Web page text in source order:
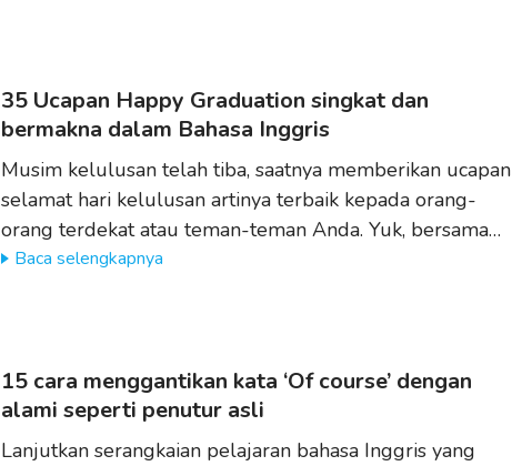
35 Ucapan Happy Graduation singkat dan
bermakna dalam Bahasa Inggris
Musim kelulusan telah tiba, saatnya memberikan ucapan
selamat hari kelulusan artinya terbaik kepada orang-
orang terdekat atau teman-teman Anda. Yuk, bersama…
Baca selengkapnya
15 cara menggantikan kata ‘Of course’ dengan
alami seperti penutur asli
Lanjutkan serangkaian pelajaran bahasa Inggris yang